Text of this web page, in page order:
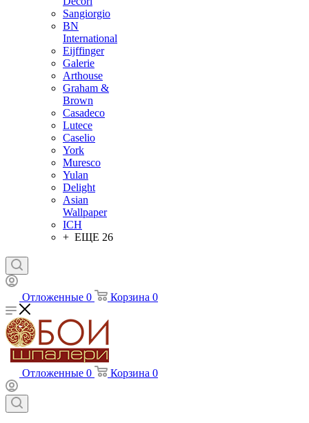
Sangiorgio
BN
International
Eijffinger
Galerie
Arthouse
Graham &
Brown
Casadeco
Lutece
Caselio
York
Muresco
Yulan
Delight
Asian
Wallpaper
ICH
+ ЕЩЕ 26
Отложенные 0 Корзина 0
Отложенные 0 Корзина 0